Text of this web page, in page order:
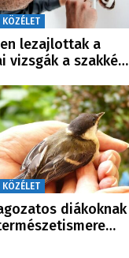
lezajlottak a
vizsgák a szakké…
diákoknak